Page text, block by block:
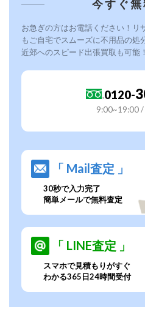
今すぐ無
お急ぎの方はお電話ください！リ
もご自宅でスムーズに不用品の処
近郊へのスピード出張買取も可能！
0120-
9:00~19:00 /
「 Mail査定 」
30秒で入力完了
簡単メールで無料査定
「 LINE査定 」
スマホで見積もりがすぐ
わかる365日24時間受付